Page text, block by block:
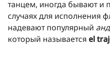
танцем, иногда бывают и
случаях для исполнения
надевают популярный
который называется el